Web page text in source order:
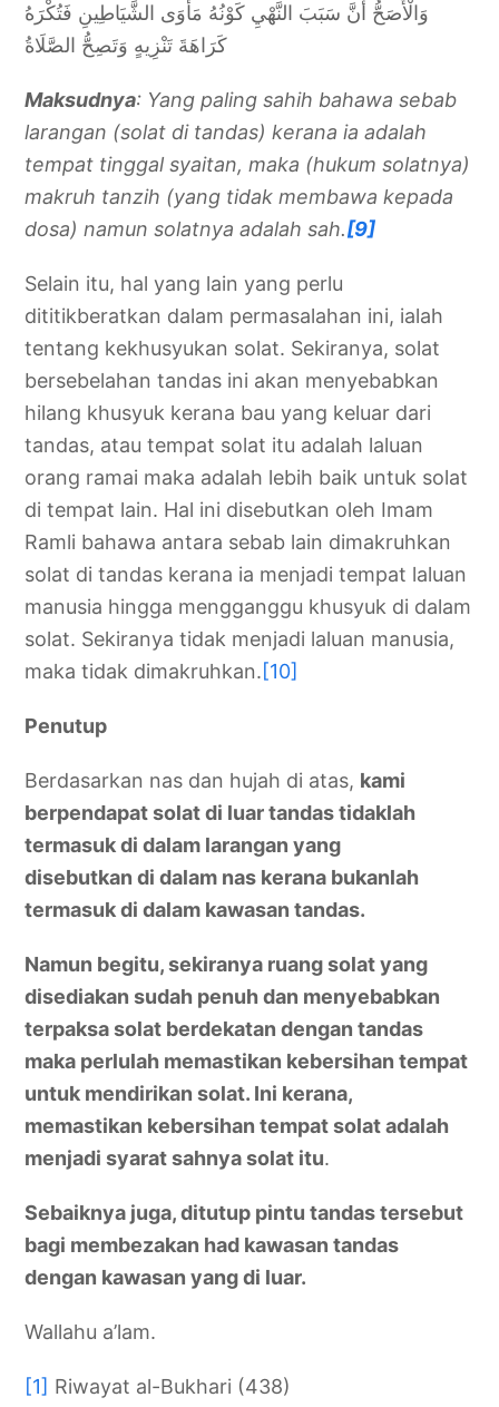
وَالْأَصَحُّ أَنَّ سَبَبَ النَّهْيِ كَوْنُهُ مَأْوَى الشَّيَاطِينِ فَتُكْرَهُ
كَرَاهَةَ تَنْزِيهٍ وَتَصِحُّ الصَّلَاةُ
Maksudnya: Yang paling sahih bahawa sebab
larangan (solat di tandas) kerana ia adalah
tempat tinggal syaitan, maka (hukum solatnya)
makruh tanzih (yang tidak membawa kepada
dosa) namun solatnya adalah sah.[9]
Selain itu, hal yang lain yang perlu
dititikberatkan dalam permasalahan ini, ialah
tentang kekhusyukan solat. Sekiranya, solat
bersebelahan tandas ini akan menyebabkan
hilang khusyuk kerana bau yang keluar dari
tandas, atau tempat solat itu adalah laluan
orang ramai maka adalah lebih baik untuk solat
di tempat lain. Hal ini disebutkan oleh Imam
Ramli bahawa antara sebab lain dimakruhkan
solat di tandas kerana ia menjadi tempat laluan
manusia hingga mengganggu khusyuk di dalam
solat. Sekiranya tidak menjadi laluan manusia,
maka tidak dimakruhkan.[10]
Penutup
Berdasarkan nas dan hujah di atas, kami
berpendapat solat di luar tandas tidaklah
termasuk di dalam larangan yang
disebutkan di dalam nas kerana bukanlah
termasuk di dalam kawasan tandas.
Namun begitu, sekiranya ruang solat yang
disediakan sudah penuh dan menyebabkan
terpaksa solat berdekatan dengan tandas
maka perlulah memastikan kebersihan tempat
untuk mendirikan solat. Ini kerana,
memastikan kebersihan tempat solat adalah
menjadi syarat sahnya solat itu.
Sebaiknya juga, ditutup pintu tandas tersebut
bagi membezakan had kawasan tandas
dengan kawasan yang di luar.
Wallahu a’lam.
[1] Riwayat al-Bukhari (438)